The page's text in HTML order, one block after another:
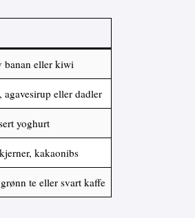
banan eller kiwi
agavesirup eller dadler
yoghurt
kakaonibs
te eller svart kaffe